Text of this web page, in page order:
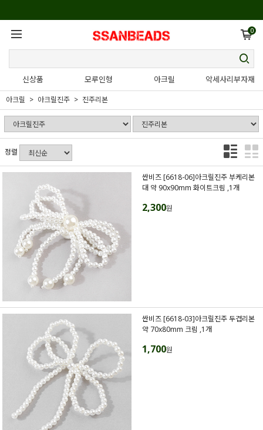
0
신상품 모루인형 아크릴 악세사리부자재
아크릴 아크릴진주 진주리본
정렬
싼비즈 [6618-06]아크릴진주 부케리본
대 약 90x90mm 화이트크림 ,1개
2,300원
싼비즈 [6618-03]아크릴진주 두겹리본
약 70x80mm 크림 ,1개
1,700원